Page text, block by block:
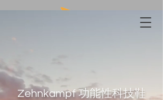
Zehnkampf 功能性科技鞋